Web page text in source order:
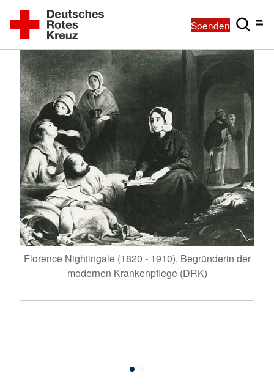
Spenden
Florence Nightingale (1820 - 1910), Begründerin der
modernen Krankenpflege (DRK)